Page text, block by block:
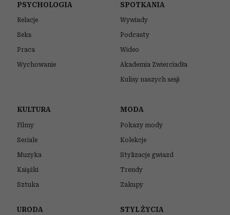
PSYCHOLOGIA
Relacje
Seks
Praca
Wychowanie
SPOTKANIA
Wywiady
Podcasty
Wideo
Akademia Zwierciadła
Kulisy naszych sesji
KULTURA
Filmy
Seriale
Muzyka
Książki
Sztuka
MODA
Pokazy mody
Kolekcje
Stylizacje gwiazd
Trendy
Zakupy
URODA STYL ŻYCIA